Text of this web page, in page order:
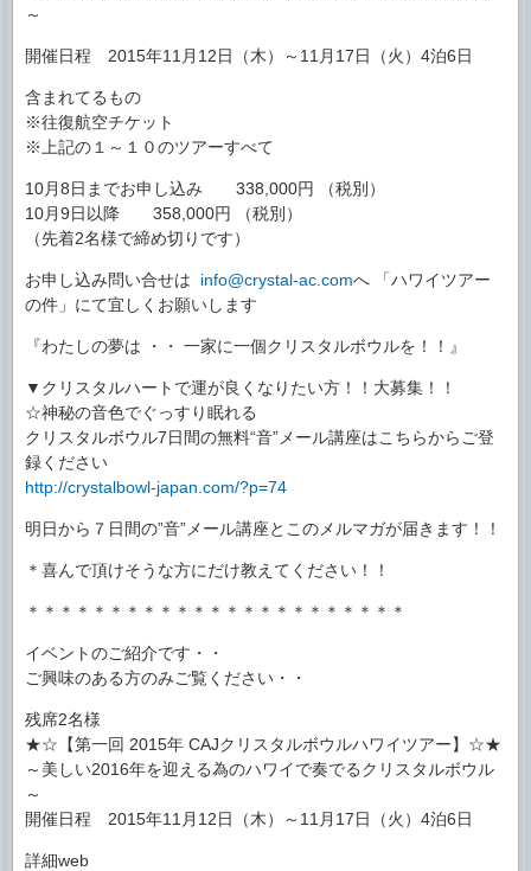
～
開催日程 2015年11月12日（木）～11月17日（火）4泊6日
含まれてるもの
※往復航空チケット
※上記の１～１０のツアーすべて
10月8日までお申し込み 338,000円 （税別）
10月9日以降 358,000円 （税別）
（先着2名様で締め切りです）
お申し込み問い合せは info@crystal-ac.comへ 「ハワイツアー
の件」にて宜しくお願いします
『わたしの夢は ・・ 一家に一個クリスタルボウルを！！』
▼クリスタルハートで運が良くなりたい方！！大募集！！
☆神秘の音色でぐっすり眠れる
クリスタルボウル7日間の無料“音”メール講座はこちらからご登
録ください
http://crystalbowl-japan.com/?p=74
明日から７日間の”音”メール講座とこのメルマガが届きます！！
＊喜んで頂けそうな方にだけ教えてください！！
＊＊＊＊＊＊＊＊＊＊＊＊＊＊＊＊＊＊＊＊＊＊＊
イベントのご紹介です・・
ご興味のある方のみご覧ください・・
残席2名様
★☆【第一回 2015年 CAJクリスタルボウルハワイツアー】☆★
～美しい2016年を迎える為のハワイで奏でるクリスタルボウル
～
開催日程 2015年11月12日（木）～11月17日（火）4泊6日
詳細web